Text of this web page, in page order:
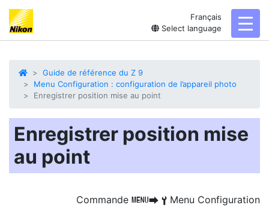
Français
Select language
Guide de référence du Z 9
Menu Configuration : configuration de l’appareil photo
Enregistrer position mise au point
Enregistrer position mise
au point
Commande GU B Menu Configuration